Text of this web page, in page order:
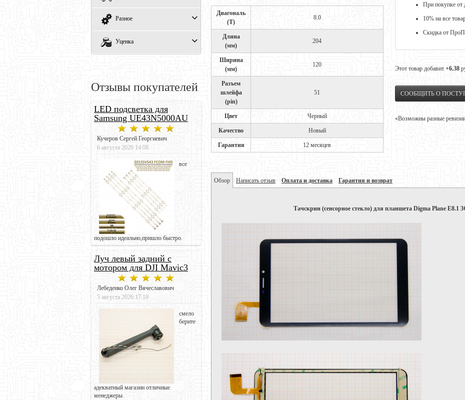
Разное
Уценка
Отзывы покупателей
LED подсветка для
Samsung UE43N5000AU
Кучеров Сергей Георгиевич
6 августа 2026 14:08
все
подошло идеально,пришло быстро.
Луч левый задний с
мотором для DJI Mavic3
Лебеденко Олег Вячеславович
5 августа 2026 17:18
смело
берите
адекватный магазин отличные
менеджеры.
Диагональ
(Т)
8.0
Длина
(мм)
204
Ширина
(мм)
120
Разъем
шлейфа
(pin)
51
Цвет Черный
Качество Новый
Гарантия 12 месяцев
При покупке от
10% на все
Скидка от
Этот товар добавит +6.38
СООБЩИТЬ О
«Возможны разные
Обзор Написать отзыв Оплата и доставка Гарантия и возврат
Тачскрин (сенсорное стекло) для планшета Digma Plane E8.1